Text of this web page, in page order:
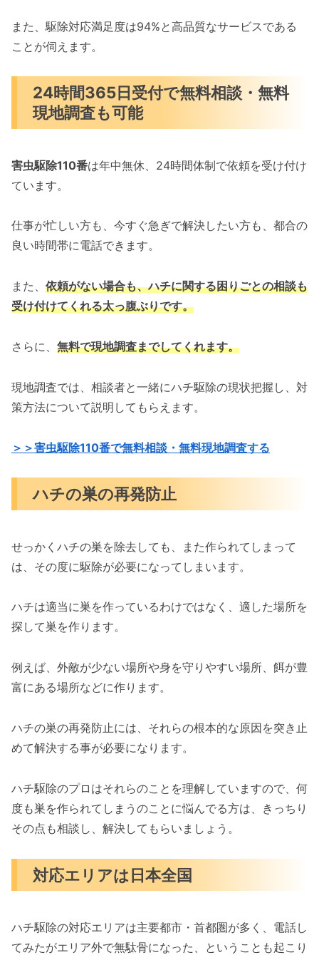
また、駆除対応満足度は94%と高品質なサービスである
ことが伺えます。
24時間365日受付で無料相談・無料
現地調査も可能
害虫駆除110番は年中無休、24時間体制で依頼を受け付け
ています。
仕事が忙しい方も、今すぐ急ぎで解決したい方も、都合の
良い時間帯に電話できます。
また、 依頼がない場合も、ハチに関する困りごとの相談も
受け付けてくれる太っ腹ぶりです。
さらに、 無料で現地調査までしてくれます。
現地調査では、相談者と一緒にハチ駆除の現状把握し、対
策方法について説明してもらえます。
＞＞害虫駆除110番で無料相談・無料現地調査する
ハチの巣の再発防止
せっかくハチの巣を除去しても、また作られてしまって
は、その度に駆除が必要になってしまいます。
ハチは適当に巣を作っているわけではなく、適した場所を
探して巣を作ります。
例えば、外敵が少ない場所や身を守りやすい場所、餌が豊
富にある場所などに作ります。
ハチの巣の再発防止には、それらの根本的な原因を突き止
めて解決する事が必要になります。
ハチ駆除のプロはそれらのことを理解していますので、何
度も巣を作られてしまうのことに悩んでる方は、きっちり
その点も相談し、解決してもらいましょう。
対応エリアは日本全国
ハチ駆除の対応エリアは主要都市・首都圏が多く、電話し
てみたがエリア外で無駄骨になった、ということも起こり